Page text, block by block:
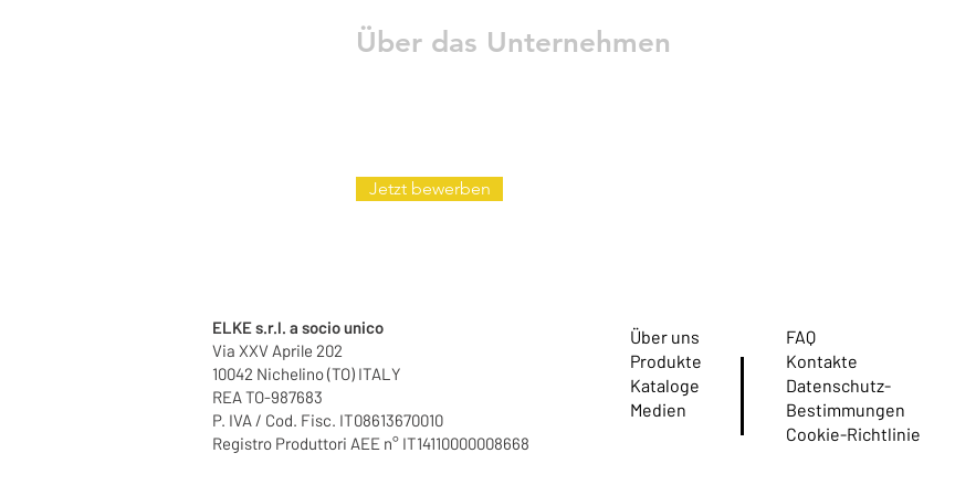
Über das Unternehmen
Jetzt bewerben
ELKE s.r.l. a socio unico
Via XXV Aprile 202
10042 Nichelino (TO) ITALY
REA TO-987683
P. IVA / Cod. Fisc. IT08613670010
Registro Produttori AEE n° IT14110000008668
Über uns
Produkte
Kataloge
Medien
FAQ
Kontakte
Datenschutz-
Bestimmungen
Cookie-Richtlinie